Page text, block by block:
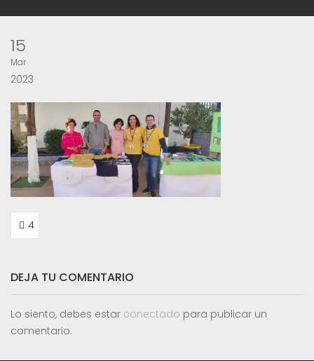
15
Mar
2023
NAVEGACIÓN
DE4
DEJA TU COMENTARIO
Lo siento, debes estar conectado para publicar un
comentario.